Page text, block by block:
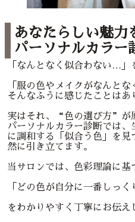
あなたらしい魅力
パーソナルカラー
「なんとなく似合わない…」
「服の色やメイクがなんと
そんなふうに感じたことはあ
実はそれ、“色の選び方”が
パーソナルカラー診断では
に調和する「似合う色」を
然に引き立てます。
当サロンでは、色彩理論に基
「どの色が自分に一番しっく
をわかりやすく丁寧にお伝え